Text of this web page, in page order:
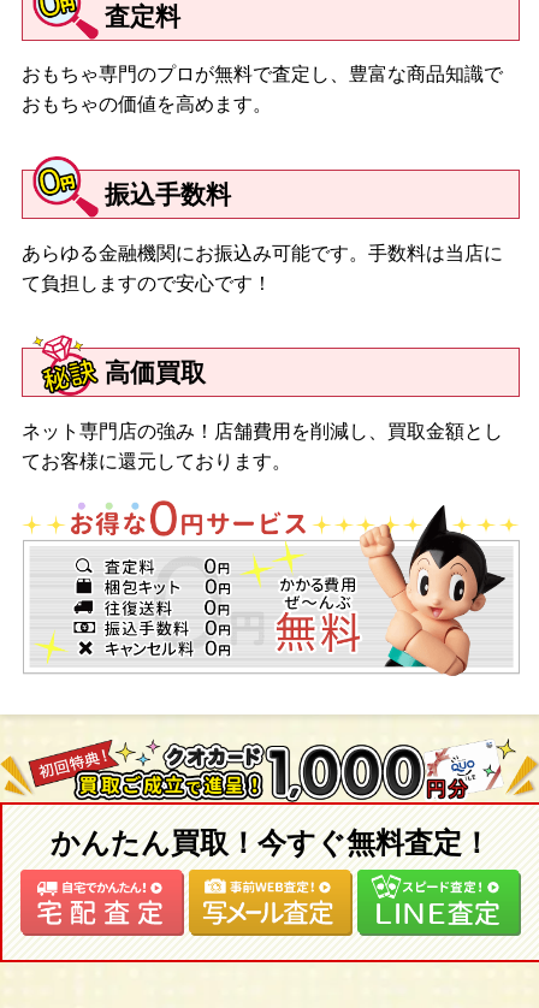
査定料
おもちゃ専門のプロが無料で査定し、豊富な商品知識で
おもちゃの価値を高めます。
振込手数料
あらゆる金融機関にお振込み可能です。手数料は当店に
て負担しますので安心です！
高価買取
ネット専門店の強み！店舗費用を削減し、買取金額とし
てお客様に還元しております。
かんたん買取！今すぐ無料査定！